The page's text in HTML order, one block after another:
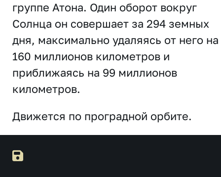
группе Атона. Один оборот вокруг
Солнца он совершает за 294 земных
дня, максимально удаляясь от него на
160 миллионов километров и
приближаясь на 99 миллионов
километров.
Движется по проградной орбите.